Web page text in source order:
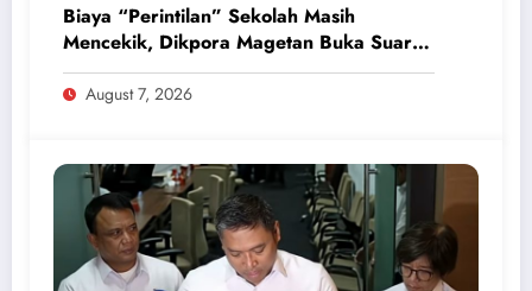
Biaya “Perintilan” Sekolah Masih
Mencekik, Dikpora Magetan Buka Suara
Soal Polemik Seragam dan Modul
August 7, 2026